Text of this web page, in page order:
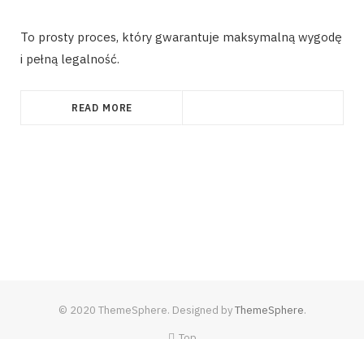
To prosty proces, który gwarantuje maksymalną wygodę
i pełną legalność.
READ MORE
© 2020 ThemeSphere. Designed byThemeSphere.